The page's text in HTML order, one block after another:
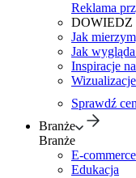
Reklama
DOWIEDZ
Jak
Jak
Inspiracje
Sprawdź
Branże
Branże
E-commerce
Edukacja